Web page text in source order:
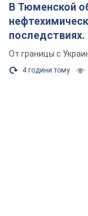
В Тюменской
От границы с
4 години тому